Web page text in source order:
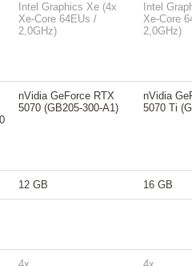
Intel Graphics Xe (4x
Xe-Core 64EUs /
2,0GHz)
Intel
Xe-Core
2,0GHz)
nVidia GeForce RTX
5070 (GB205-300-A1)
nVidia
5070 Ti
12 GB 16 GB